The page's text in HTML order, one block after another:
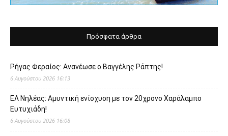
Πρόσφατα άρθρα
Ρήγας Φεραίος: Ανανέωσε ο Βαγγέλης Ράπτης!
6 Αυγούστου 2026 16:13
ΕΛ Νηλέας: Αμυντική ενίσχυση με τον 20χρονο Χαράλαμπο
Ευτυχιάδη!
6 Αυγούστου 2026 16:08